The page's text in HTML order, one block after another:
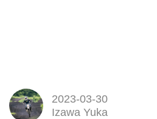
2023-03-30
Izawa Yuka